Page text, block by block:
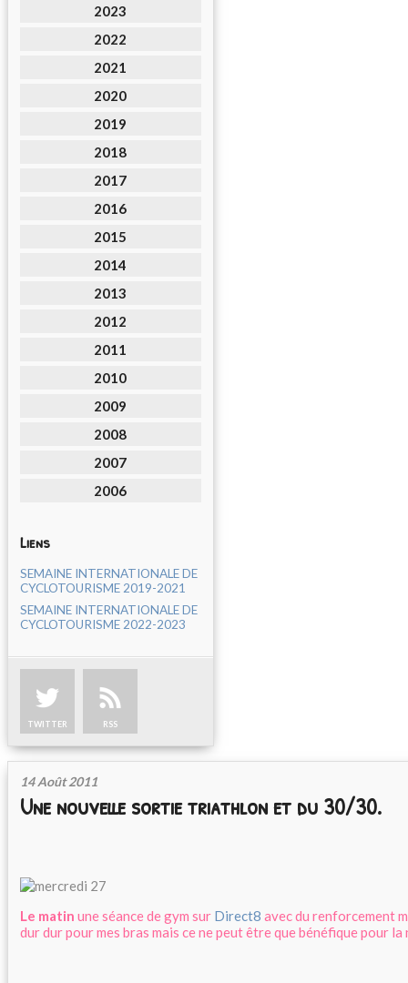
2023
2022
2021
2020
2019
2018
2017
2016
2015
2014
2013
2012
2011
2010
2009
2008
2007
2006
Liens
SEMAINE INTERNATIONALE DE
CYCLOTOURISME 2019-2021
SEMAINE INTERNATIONALE DE
CYCLOTOURISME 2022-2023
TWITTER RSS
14 Août 2011
Une nouvelle sortie triathlon et du 30/30.
Le matin une séance de gym sur Direct8 avec du renforcement
dur dur pour mes bras mais ce ne peut être que bénéfique pour